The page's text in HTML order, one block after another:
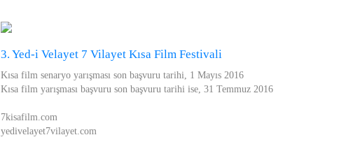
3. Yed-i Velayet 7 Vilayet Kısa Film Festivali
Kısa film senaryo yarışması son başvuru tarihi, 1 Mayıs 2016
Kısa film yarışması başvuru son başvuru tarihi ise, 31 Temmuz 2016
7kisafilm.com
yedivelayet7vilayet.com